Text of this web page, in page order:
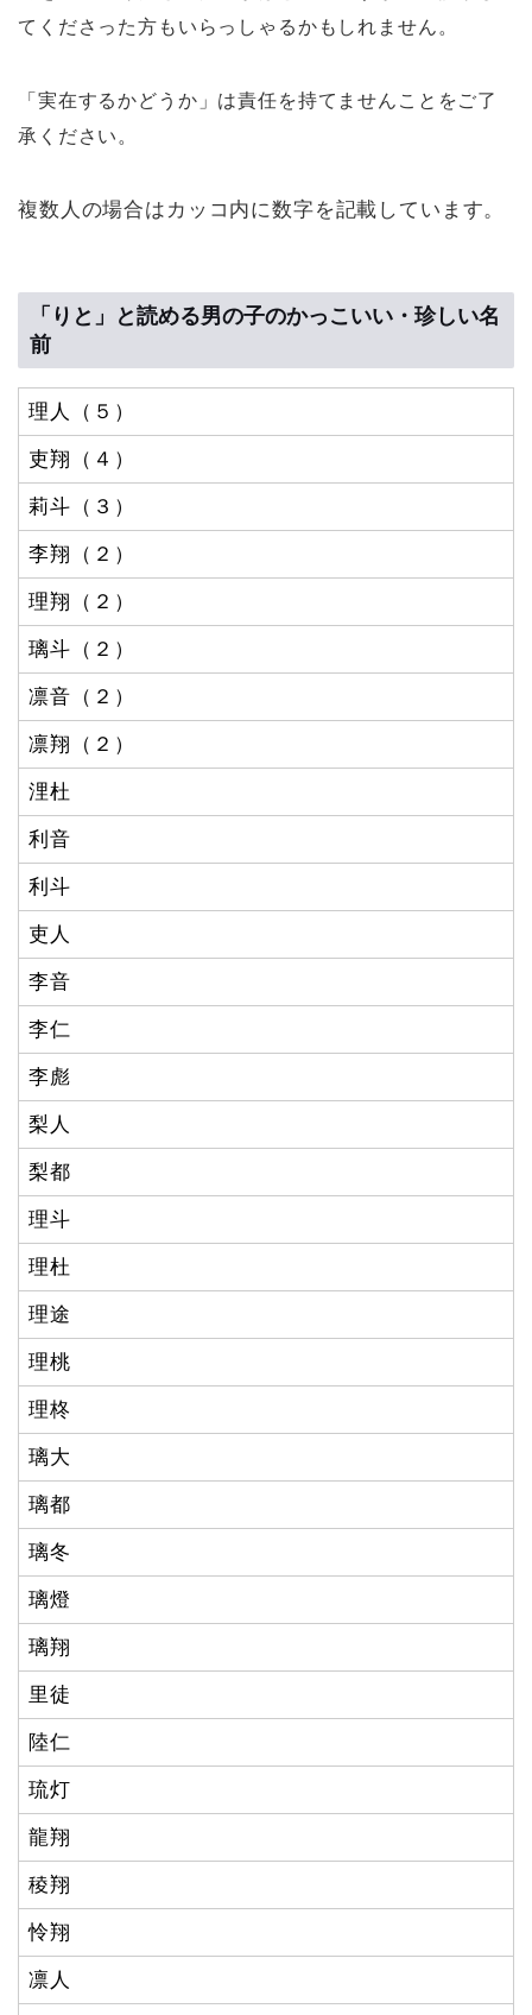
てくださった方もいらっしゃるかもしれません 。
「実在するかどうか」は責任を持てませんことをご了
承ください。
複数人の場合はカッコ内に数字を記載しています。
「りと」と読める男の子のかっこいい・珍しい名
前
理人（５）
吏翔（４）
莉斗（３）
李翔（２）
理翔（２）
璃斗（２）
凛音（２）
凛翔（２）
浬杜
利音
利斗
吏人
李音
李仁
李彪
梨人
梨都
理斗
理杜
理途
理桃
理柊
璃大
璃都
璃冬
璃燈
璃翔
里徒
陸仁
琉灯
龍翔
稜翔
怜翔
凛人